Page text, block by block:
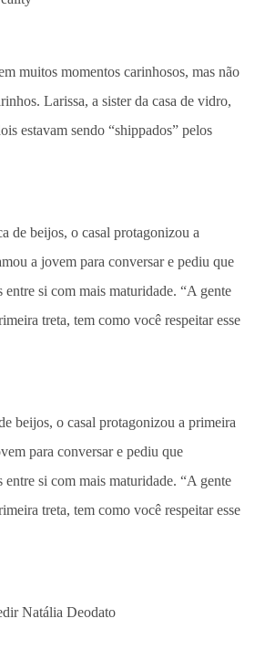
muitos momentos carinhosos, mas não
Larissa, a sister da casa de vidro,
estavam sendo “shippados” pelos
beijos, o casal protagonizou a primeira
para conversar e pediu que
entre si com mais maturidade. “A gente
treta, tem como você respeitar esse